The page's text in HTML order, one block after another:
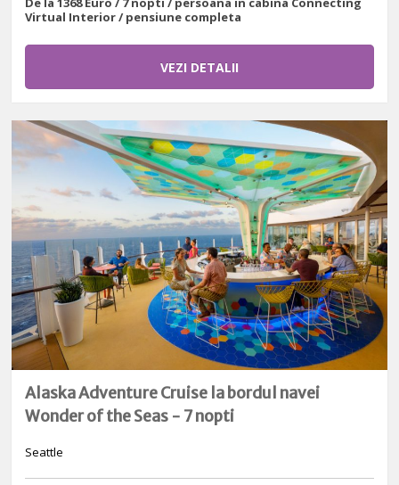
Virtual Interior / pensiune completa
VEZI DETALII
Alaska Adventure Cruise la bordul navei
Wonder of the Seas - 7 nopti
Seattle